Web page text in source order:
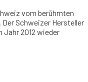
vom berühmten
Schweizer Hersteller
Jahr 2012 wieder